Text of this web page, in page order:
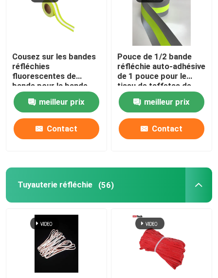
Accessoires de vêtements de travail
Accessoires réfléchis
Bande de cachetage de couture
Cousez sur les bandes
réfléchies
fluorescentes de
bande pour la bande
ignifuge d'habillement
meilleur prix
Contact
Pouce de 1/2 bande
réfléchie auto-adhésive
de 1 pouce pour le
tissu de taffetas de
tente de camping de
couverture de voiture
d'habillement
meilleur prix
Contact
Tuyauterie réfléchie (56)